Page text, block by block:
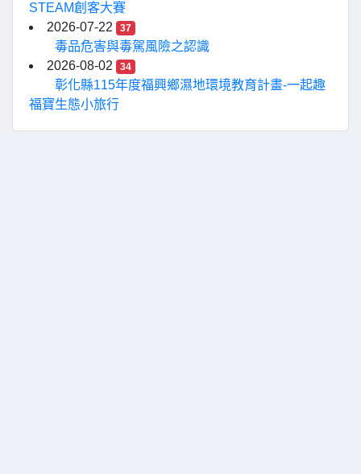
STEAM創客大賽
2026-07-22
37
毒品危害與毒駕風險之認識
2026-08-02
34
彰化縣115年度福興鄉濕地環境教育計畫-一起趣
福寶生態小旅行